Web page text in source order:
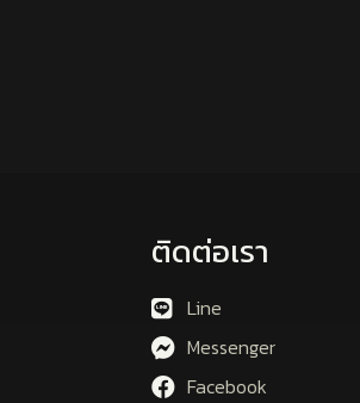
ติดต่อเรา
Line
Messenger
Facebook